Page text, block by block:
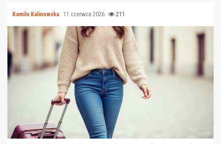
Kamila Kalinowska 11 czerwca 2026 211